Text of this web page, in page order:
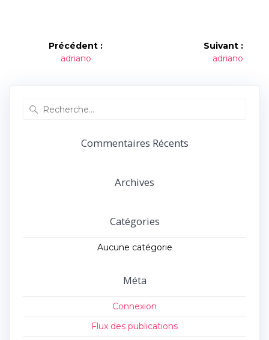
Navigation
Précédent :
Article
adriano
Suivant :
Article
adriano
Commentaires Récents
Archives
Catégories
Aucune catégorie
Méta
Connexion
Flux des publications